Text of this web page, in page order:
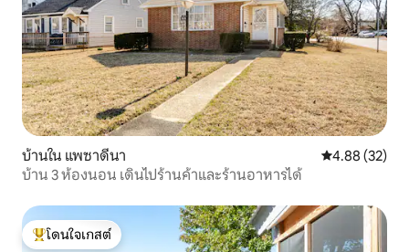
บ้านใน แพซาดีนา คะแนนเฉลี่ย
4.88 (32)
บ้าน 3 ห้องนอน เดินไปร้านค้าและร้านอาหารได้
โดนใจเกสต์ที่สุด
โดนใจเกสต์